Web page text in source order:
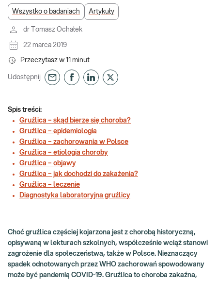
Wszystko o badaniach Artykuły
dr Tomasz Ochałek
22 marca 2019
Przeczytasz w 11 minut
Udostępnij
Spis treści:
Gruźlica – skąd bierze się choroba?
Gruźlica – epidemiologia
Gruźlica – zachorowania w Polsce
Gruźlica – etiologia choroby
Gruźlica – objawy
Gruźlica – jak dochodzi do zakażenia?
Gruźlica – leczenie
Diagnostyka laboratoryjna gruźlicy
Choć gruźlica częściej kojarzona jest z chorobą historyczną,
opisywaną w lekturach szkolnych, współcześnie wciąż stanowi
zagrożenie dla społeczeństwa, także w Polsce. Nieznaczący
spadek odnotowanych przez WHO zachorowań spowodowany
może być pandemią COVID-19. Gruźlica to choroba zakaźna,